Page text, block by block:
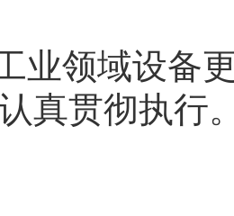
业领域设备
真贯彻执行